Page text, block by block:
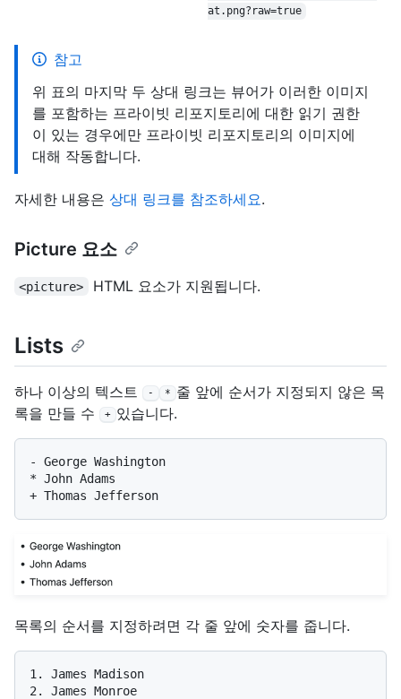
at.png?raw=true
참고
위 표의 마지막 두 상대 링크는 뷰어가 이러한 이미지
를 포함하는 프라이빗 리포지토리에 대한 읽기 권한
이 있는 경우에만 프라이빗 리포지토리의 이미지에
대해 작동합니다.
자세한 내용은 상대 링크를 참조하세요.
Picture 요소
<picture> HTML 요소가 지원됩니다.
Lists
하나 이상의 텍스트 - *
줄 앞에 순서가 지정되지 않은 목
록을 만들 수
+ 있습니다.
-
*
+
목록의 순서를 지정하려면 각 줄 앞에 숫자를 줍니다.
1.
2.